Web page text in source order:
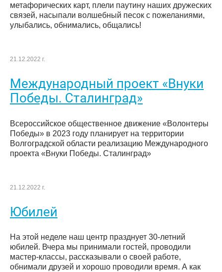
метафорических карт, плели паутину наших дружеских
связей, насыпали волшебный песок с пожеланиями,
улыбались, обнимались, общались!
21.12.2022 г.
Международный проект «Внуки
Победы. Сталинград»
Всероссийское общественное движение «Волонтеры
Победы» в 2023 году планирует на территории
Волгоградской области реализацию Международного
проекта «Внуки Победы. Сталинград»
21.12.2022 г.
Юбилей
На этой неделе наш центр празднует 30-летний
юбилей. Вчера мы принимали гостей, проводили
мастер-классы, рассказывали о своей работе,
обнимали друзей и хорошо проводили время. А как